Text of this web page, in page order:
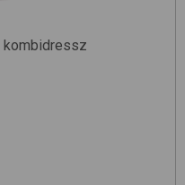
kombidressz